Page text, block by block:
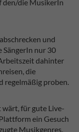
den/die MusikerIn
und
SängerIn nur 30
dahinter
die
regelmäßig proben.
wärt, für gute Live-
ein Gesuch
Musikgenres,